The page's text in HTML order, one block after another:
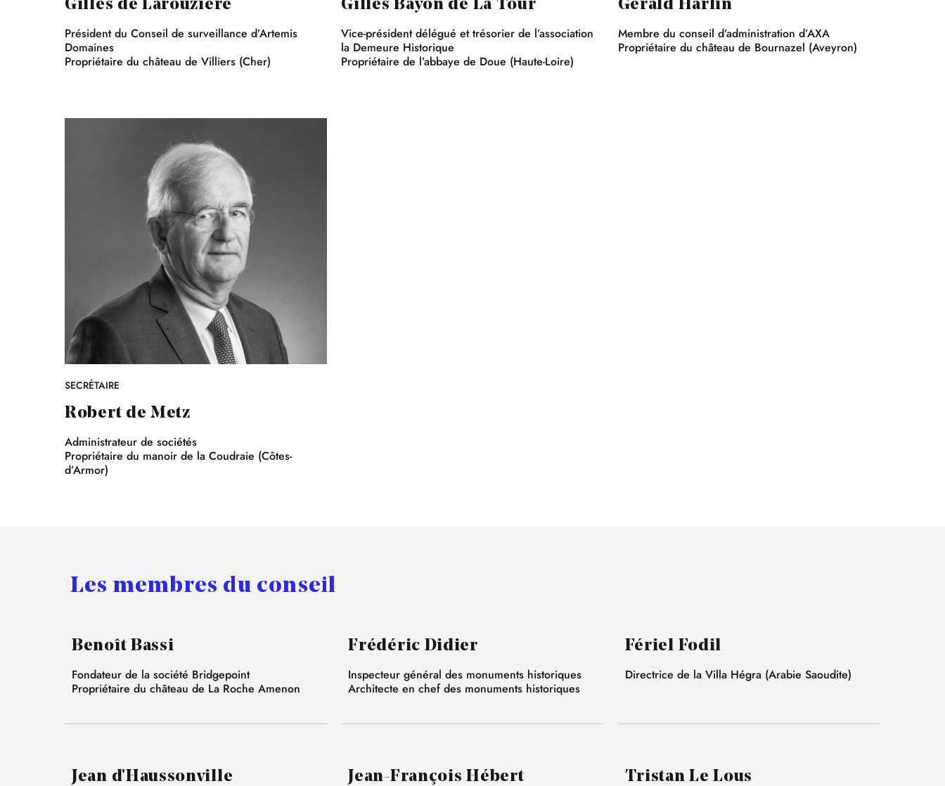
Gilles de Larouzière
Président du Conseil de surveillance d’Artemis
Domaines
Propriétaire du château de Villiers (Cher)
Gilles Bayon de La Tour
Vice-président délégué et trésorier de l’association
la Demeure Historique
Propriétaire de l’abbaye de Doue (Haute-Loire)
Gérald Harlin
Membre du conseil d’administration d’AXA
Propriétaire du château de Bournazel (Aveyron)
SECRÉTAIRE
Robert de Metz
Administrateur de sociétés
Propriétaire du manoir de la Coudraie (Côtes-
d’Armor)
Les membres du conseil
Benoît Bassi
Fondateur de la société Bridgepoint
Propriétaire du château de La Roche Amenon
Frédéric Didier
Inspecteur général des monuments historiques
Architecte en chef des monuments historiques
Fériel Fodil
Directrice de la Villa Hégra (Arabie Saoudite)
Jean d'Haussonville Jean-François Hébert Tristan Le Lous